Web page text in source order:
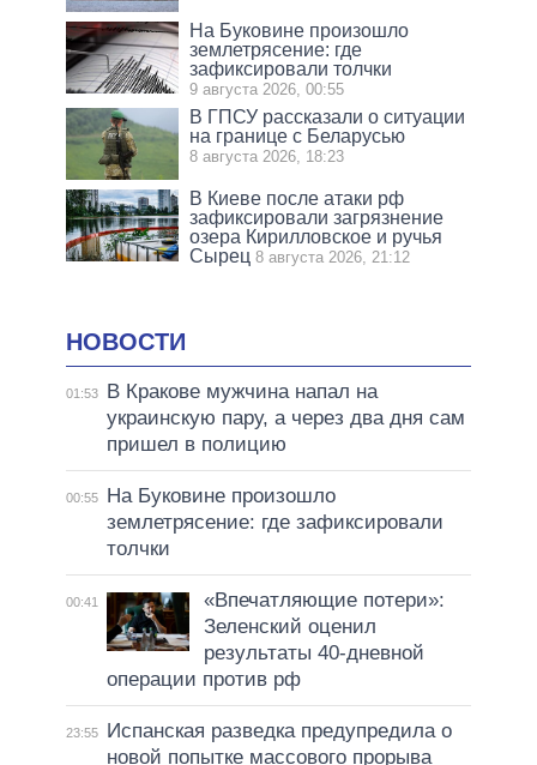
На Буковине произошло
землетрясение: где
зафиксировали толчки
9 августа 2026, 00:55
В ГПСУ рассказали о ситуации
на границе с Беларусью
8 августа 2026, 18:23
В Киеве после атаки рф
зафиксировали загрязнение
озера Кирилловское и ручья
Сырец 8 августа 2026, 21:12
НОВОСТИ
01:53
В Кракове мужчина напал на
украинскую пару, а через два дня сам
пришел в полицию
00:55
На Буковине произошло
землетрясение: где зафиксировали
толчки
00:41
«Впечатляющие потери»:
Зеленский оценил
результаты 40-дневной
операции против рф
23:55
Испанская разведка предупредила о
новой попытке массового прорыва